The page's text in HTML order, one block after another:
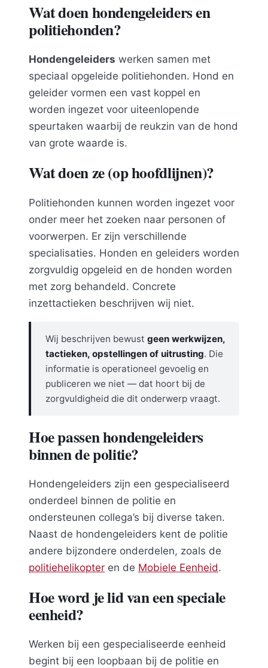
Wat doen hondengeleiders en
politiehonden?
Hondengeleiders werken samen met
speciaal opgeleide politiehonden. Hond en
geleider vormen een vast koppel en
worden ingezet voor uiteenlopende
speurtaken waarbij de reukzin van de hond
van grote waarde is.
Wat doen ze (op hoofdlijnen)?
Politiehonden kunnen worden ingezet voor
onder meer het zoeken naar personen of
voorwerpen. Er zijn verschillende
specialisaties. Honden en geleiders worden
zorgvuldig opgeleid en de honden worden
met zorg behandeld. Concrete
inzettactieken beschrijven wij niet.
Wij beschrijven bewust geen werkwijzen,
tactieken, opstellingen of uitrusting. Die
informatie is operationeel gevoelig en
publiceren we niet — dat hoort bij de
zorgvuldigheid die dit onderwerp vraagt.
Hoe passen hondengeleiders
binnen de politie?
Hondengeleiders zijn een gespecialiseerd
onderdeel binnen de politie en
ondersteunen collega’s bij diverse taken.
Naast de hondengeleiders kent de politie
andere bijzondere onderdelen, zoals de
politiehelikopter en de Mobiele Eenheid.
Hoe word je lid van een speciale
eenheid?
Werken bij een gespecialiseerde eenheid
begint bij een loopbaan bij de politie en